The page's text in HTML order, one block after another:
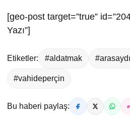
[geo-post target=”true”
Yazı”]
Etiketler: #aldatmak
#vahideperçin
Bu haberi paylaş: